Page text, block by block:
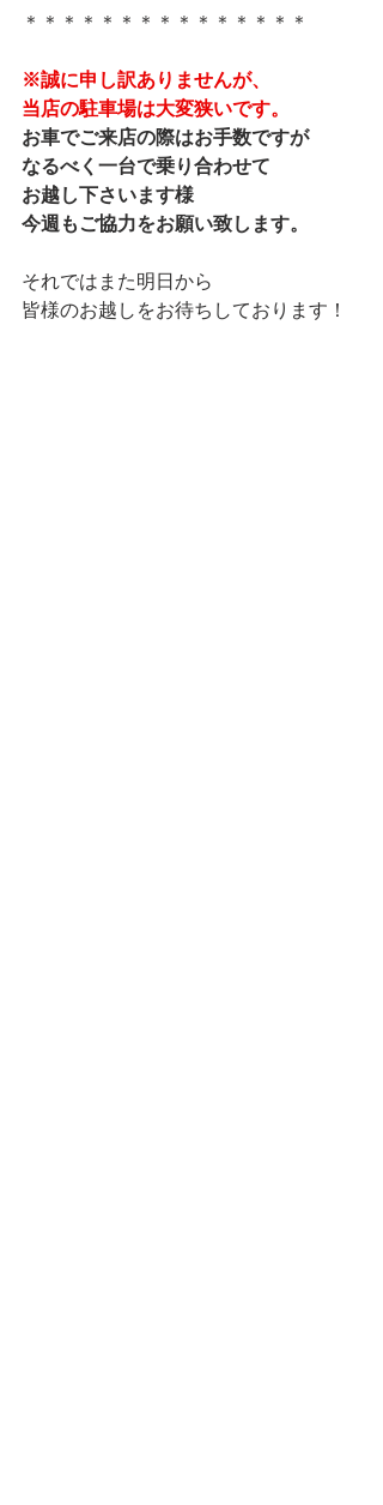
＊＊＊＊＊＊＊＊＊＊＊＊＊＊＊
※誠に申し訳ありませんが、
当店の駐車場は大変狭いです。
お車でご来店の際はお手数ですが
なるべく一台で乗り合わせて
お越し下さいます様
今週もご協力をお願い致します。
それではまた明日から
皆様のお越しをお待ちしております！